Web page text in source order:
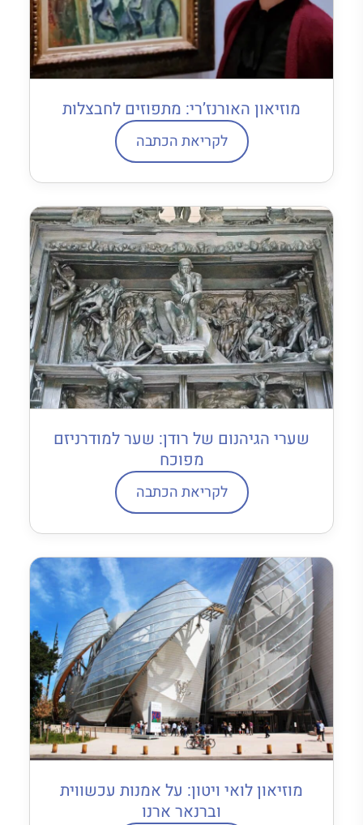
מוזיאון האורנז’רי: מתפוזים לחבצלות
לקריאת הכתבה
שערי הגיהנום של רודן: שער למודרניזם
מפוכח
לקריאת הכתבה
מוזיאון לואי ויטון: על אמנות עכשווית
וברנאר ארנו